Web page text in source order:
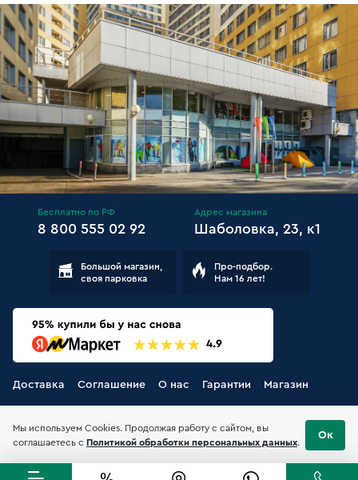
Бесплатно по РФ
8 800 555 02 92
Адрес магазина
Шаболовка, 23, к1
Большой магазин,
своя парковка
Про-подбор.
Нам 16 лет!
Доставка Соглашение О нас Гарантии Магазин
Мы используем Cookies. Продолжая работу с сайтом, вы
соглашаетесь с Политикой обработки персональных данных.
Ок